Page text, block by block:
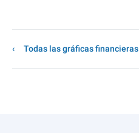
Todas las gráficas financieras